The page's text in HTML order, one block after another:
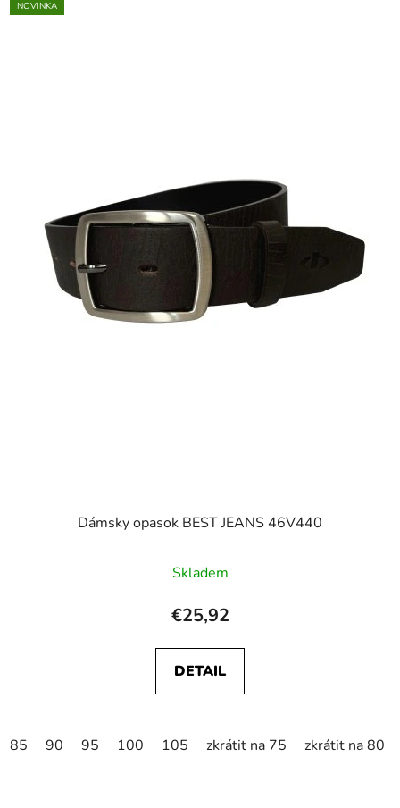
NOVINKA
Dámsky opasok BEST JEANS 46V440
Skladem
€25,92
DETAIL
85 90 95 100 105 zkrátit na 75 zkrátit na 80